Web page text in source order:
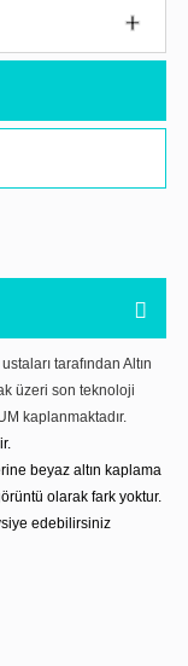
tarafından Altın
üzeri son teknoloji
kaplanmaktadır.
beyaz altın kaplama
olarak fark yoktur.
edebilirsiniz